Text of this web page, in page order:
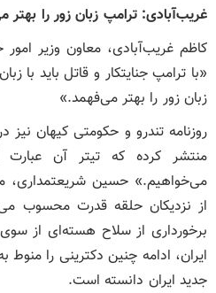
غریب‌آبادی: ترامپ زبان زور را بهتر
کاظم غریب‌آبادی، معاون وزیر
«با ترامپ جنایتکار و قاتل باید
زبان زور را بهتر می‌فهمد.»
روزنامه تندرو و حکومتی کیهان
منتشر کرده که تیتر آن
می‌خواهیم.» حسین شریعتمداری،
از نزدیکان حلقه قدرت محسوب
برخورداری از سلاح هسته‌ای از
ایران، ادامه چنین دکترینی را
جدید ایران دانسته است.